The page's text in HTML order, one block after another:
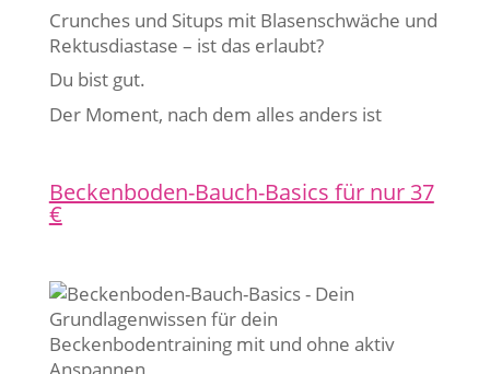
Crunches und Situps mit Blasenschwäche und
Rektusdiastase – ist das erlaubt?
Du bist gut.
Der Moment, nach dem alles anders ist
Beckenboden-Bauch-Basics für nur 37
€